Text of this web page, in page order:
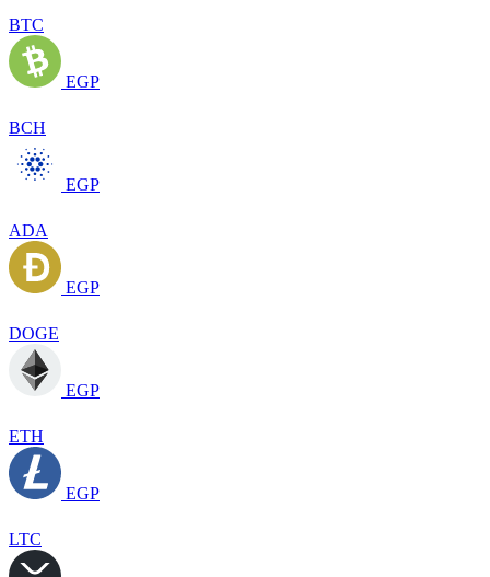
BTC
EGP
BCH
EGP
ADA
EGP
DOGE
EGP
ETH
EGP
LTC